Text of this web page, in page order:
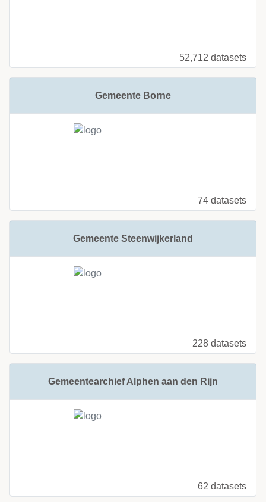
52,712 datasets
Gemeente Borne
74 datasets
Gemeente Steenwijkerland
228 datasets
Gemeentearchief Alphen aan den Rijn
62 datasets